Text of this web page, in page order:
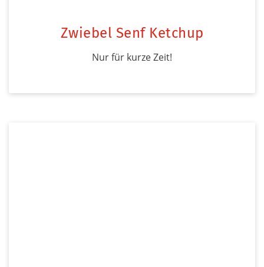
Zwiebel Senf Ketchup
Nur für kurze Zeit!